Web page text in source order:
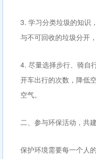
3. 学习分类垃圾的知识
与不可回收的垃圾分开
4. 尽量选择步行、骑自
开车出行的次数，降低
空气。
二、参与环保活动，共
保护环境需要每一个人